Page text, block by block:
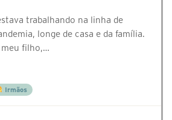
trabalhando na linha de
longe de casa e da família.
filho,…
Irmãos